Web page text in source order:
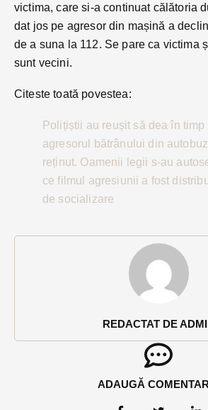
REDACTAT DE
ADAUGĂ
victima, care si-a continuat călătoria
dat jos pe agresor din mașină a
de a suna la 112. Se pare ca victima
sunt vecini.
Citeste toată povestea:
Polițiștii au reușit să dea în timp
agresorul bătrânului din
reținut. Oamenii legii s-au
ce filmul agresiunii a fost
de socializare